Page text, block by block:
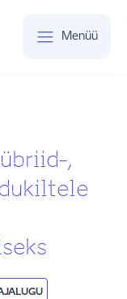
Menüü
,